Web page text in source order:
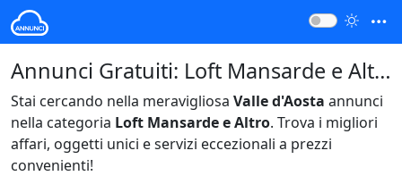
Annunci Gratuiti: Loft Mansarde e Altro Valle d'Aosta Italia
Stai cercando nella meravigliosa Valle d'Aosta annunci
nella categoria Loft Mansarde e Altro. Trova i migliori
affari, oggetti unici e servizi eccezionali a prezzi
convenienti!